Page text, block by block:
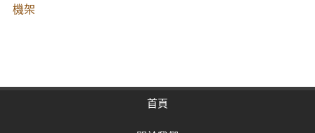
機架
首頁